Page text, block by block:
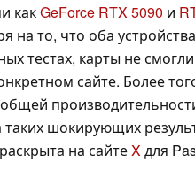
какGeForce RTX 5090 и
на то, что оба
тестах, карты не
сайте. Более
шокирующих
на сайтеXдля